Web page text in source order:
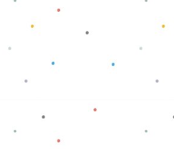
Baca selengkapnya